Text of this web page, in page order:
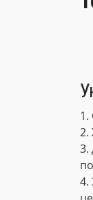
1.
2.
3.
4.